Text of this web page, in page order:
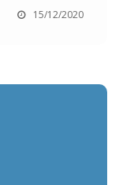
15/12/2020